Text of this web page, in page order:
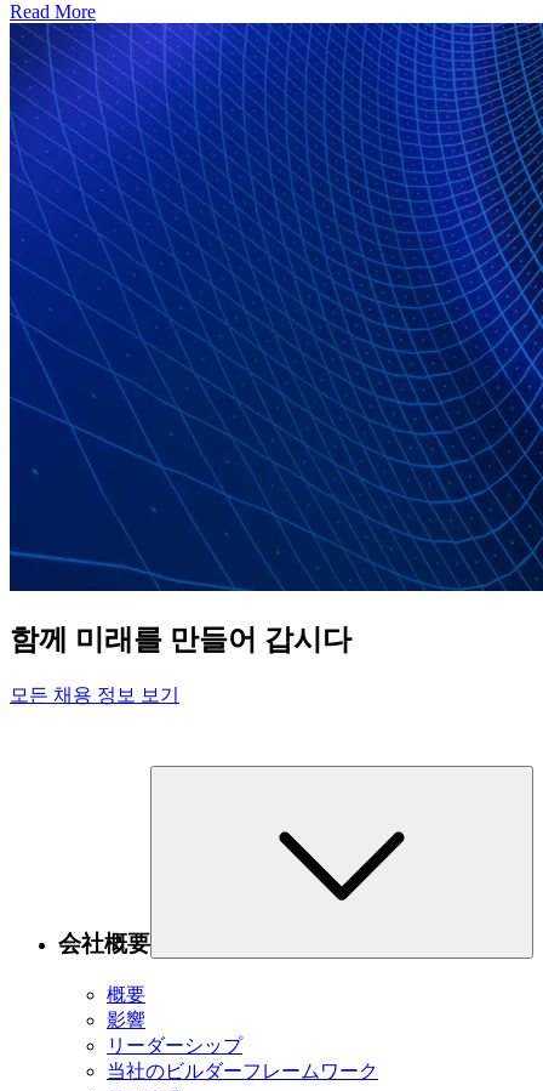
Read More
함께 미래를 만들어 갑시다
모든 채용 정보 보기
会社概要
概要
影響
リーダーシップ
当社のビルダーフレームワーク